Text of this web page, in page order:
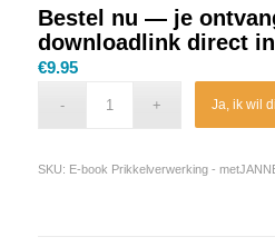
Bestel nu — je
downloadlink direct
€9.95
Ja, ik wil
SKU: E-book Prikkelverwerking -